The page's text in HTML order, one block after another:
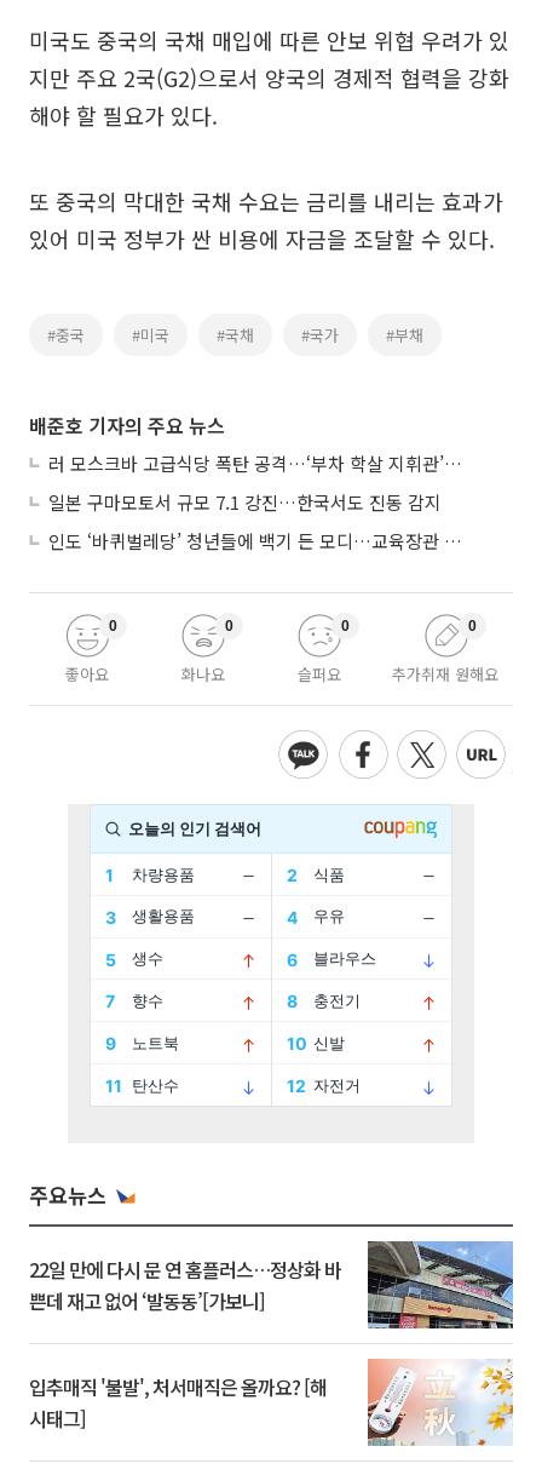
미국도 중국의 국채 매입에 따른 안보 위협 우려가 있
지만 주요 2국(G2)으로서 양국의 경제적 협력을 강화
해야 할 필요가 있다.
또 중국의 막대한 국채 수요는 금리를 내리는 효과가
있어 미국 정부가 싼 비용에 자금을 조달할 수 있다.
#중국 #미국 #국채 #국가 #부채
배준호 기자의 주요 뉴스
러 모스크바 고급식당 폭탄 공격…‘부차 학살 지휘관’ 노렸나
일본 구마모토서 규모 7.1 강진…한국서도 진동 감지
인도 ‘바퀴벌레당’ 청년들에 백기 든 모디…교육장관 사퇴
좋아요
0
화나요
0
슬퍼요
0
추가취재 원해요
0
주요뉴스
22일 만에 다시 문 연 홈플러스…정상화 바
쁜데 재고 없어 ‘발동동’[가보니]
입추매직 '불발', 처서매직은 올까요? [해
시태그]